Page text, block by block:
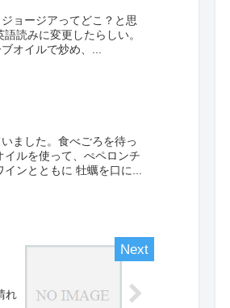
ョージアってどこ？と思
読みに変更したらしい。
オイルで炒め、...
ました。食べごろを待っ
ルを使って、ぺペロンチ
とともに 牡蠣を口に...
れ